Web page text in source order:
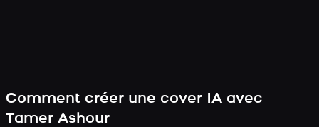
Comment créer une cover IA avec
Tamer Ashour